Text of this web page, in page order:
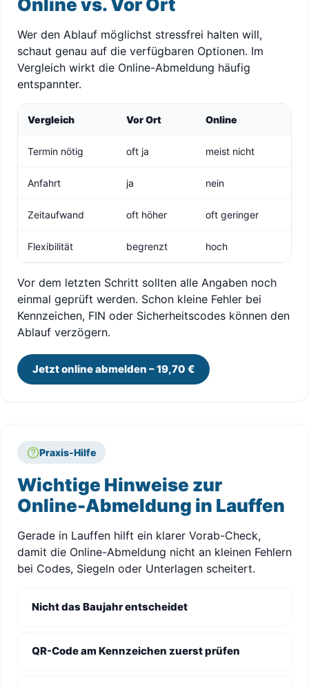
Online vs. Vor Ort
Wer den Ablauf möglichst stressfrei halten will,
schaut genau auf die verfügbaren Optionen. Im
Vergleich wirkt die Online-Abmeldung häufig
entspannter.
Vergleich Vor Ort Online
Termin nötig oft ja meist nicht
Anfahrt ja nein
Zeitaufwand oft höher oft geringer
Flexibilität begrenzt hoch
Vor dem letzten Schritt sollten alle Angaben noch
einmal geprüft werden. Schon kleine Fehler bei
Kennzeichen, FIN oder Sicherheitscodes können den
Ablauf verzögern.
Jetzt online abmelden – 19,70 €
Praxis-Hilfe
Wichtige Hinweise zur
Online-Abmeldung in Lauffen
Gerade in Lauffen hilft ein klarer Vorab-Check,
damit die Online-Abmeldung nicht an kleinen Fehlern
bei Codes, Siegeln oder Unterlagen scheitert.
Nicht das Baujahr entscheidet
QR-Code am Kennzeichen zuerst prüfen